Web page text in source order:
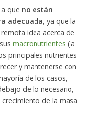
que no están
adecuada, ya que la
idea acerca de
macronutrientes (la
principales nutrientes
y mantenerse con
de los casos,
de lo necesario,
de la masa